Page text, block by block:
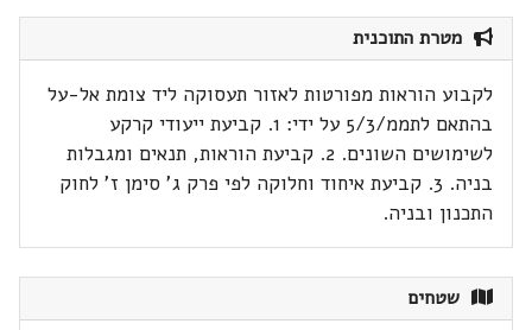
מטרת התוכנית
לקבוע הוראות מפורטות לאזור תעסוקה ליד צומת אל-על
בהתאם לתממ/5/3 על ידי: 1. קביעת ייעודי קרקע
לשימושים השונים. 2. קביעת הוראות, תנאים ומגבלות
בניה. 3. קביעת איחוד וחלוקה לפי פרק ג' סימן ז' לחוק
התכנון ובניה.
שטחים